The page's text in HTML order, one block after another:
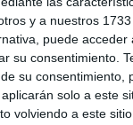
y a nuestros
puede
su consentimiento.
su
solo a este
volviendo a este